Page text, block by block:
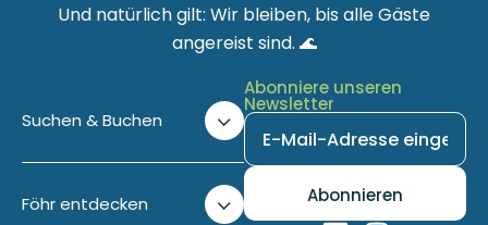
Und natürlich gilt: Wir bleiben, bis alle Gäste
angereist sind. 🌊
Suchen & Buchen
Föhr entdecken
Abonniere unseren
Newsletter